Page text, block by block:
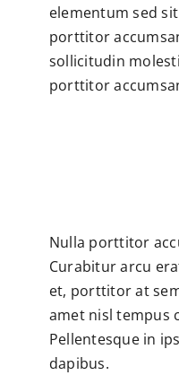
elementum sed
porttitor
sollicitudin
porttitor
Nulla porttitor
Curabitur arcu
et, porttitor at
amet nisl tempus
Pellentesque in
dapibus.